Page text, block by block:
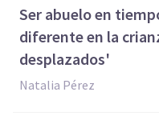
Ser abuelo en
diferente en la
desplazados'
Natalia Pérez